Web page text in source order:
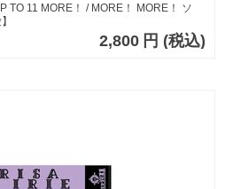
TO 11 MORE！ / MORE！ MORE！ ソ
2,800 円 (税込)